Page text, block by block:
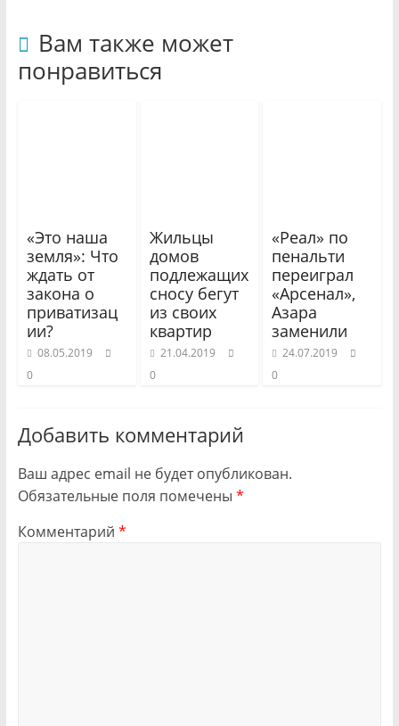
Вам также может
понравиться
«Это наша
земля»: Что
ждать от
закона о
приватизац
ии?
08.05.2019
0
Жильцы
домов
подлежащих
сносу бегут
из своих
квартир
21.04.2019
0
«Реал» по
пенальти
переиграл
«Арсенал»,
Азара
заменили
24.07.2019
0
Добавить комментарий
Ваш адрес email не будет опубликован.
Обязательные поля помечены *
Комментарий *